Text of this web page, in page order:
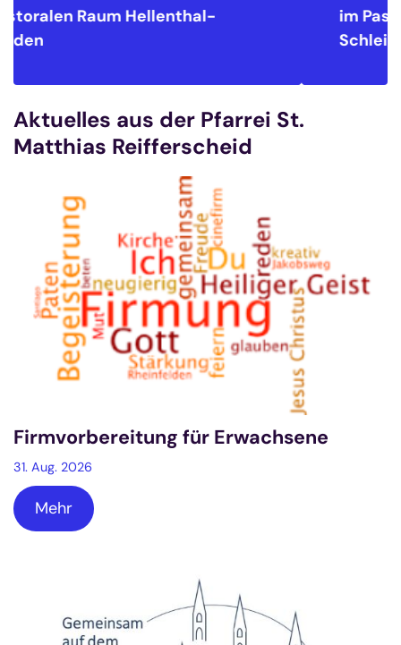
im Pastoralen Raum
Aktuelles aus der Pfarrei St.
Matthias Reifferscheid
Firmvorbereitung für Erwachsene
31. Aug. 2026
Mehr